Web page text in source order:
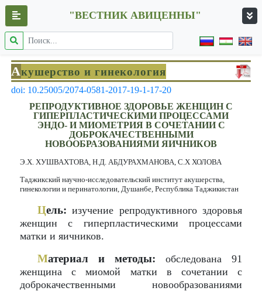
"ВЕСТНИК АВИЦЕННЫ"
Акушерство и гинекология
doi: 10.25005/2074-0581-2017-19-1-17-20
РЕПРОДУКТИВНОЕ ЗДОРОВЬЕ ЖЕНЩИН С
ГИПЕРПЛАСТИЧЕСКИМИ ПРОЦЕССАМИ
ЭНДО- И МИОМЕТРИЯ В СОЧЕТАНИИ С
ДОБРОКАЧЕСТВЕННЫМИ
НОВООБРАЗОВАНИЯМИ ЯИЧНИКОВ
Э.Х. ХУШВАХТОВА, Н.Д. АБДУРАХМАНОВА, С.Х ХОЛОВА
Таджикский научно-исследовательский институт акушерства,
гинекологии и перинатологии, Душанбе, Республика Таджикистан
Цель: изучение репродуктивного здоровья
женщин с гиперпластическими процессами
матки и яичников.
Материал и методы: обследована 91
женщина с миомой матки в сочетании с
доброкачественными новообразованиями